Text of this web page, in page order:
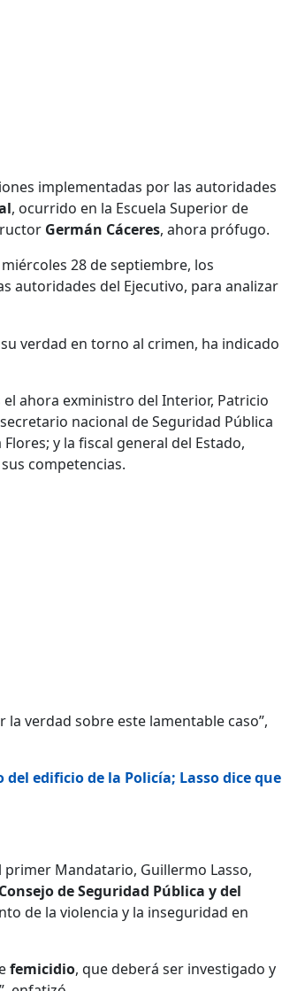
implementadas por las autoridades
, ocurrido en la Escuela Superior de
Germán Cáceres, ahora prófugo.
28 de septiembre, los
autoridades del Ejecutivo, para analizar
verdad en torno al crimen, ha indicado
ahora exministro del Interior, Patricio
nacional de Seguridad Pública
y la fiscal general del Estado,
competencias.
la verdad sobre este lamentable caso”,
edificio de la Policía; Lasso dice que
primer Mandatario, Guillermo Lasso,
Consejo de Seguridad Pública y del
de la violencia y la inseguridad en
femicidio, que deberá ser investigado y